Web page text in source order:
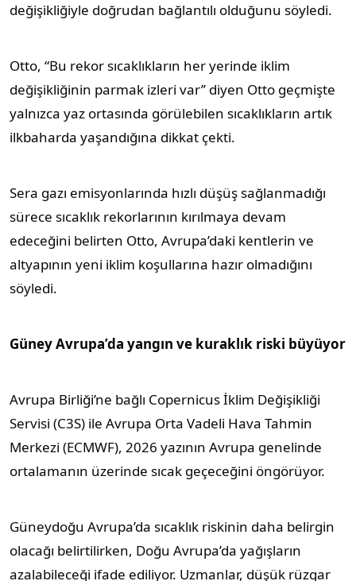
değişikliğiyle doğrudan bağlantılı olduğunu söyledi.
Otto, “Bu rekor sıcaklıkların her yerinde iklim
değişikliğinin parmak izleri var’’ diyen Otto geçmişte
yalnızca yaz ortasında görülebilen sıcaklıkların artık
ilkbaharda yaşandığına dikkat çekti.
Sera gazı emisyonlarında hızlı düşüş sağlanmadığı
sürece sıcaklık rekorlarının kırılmaya devam
edeceğini belirten Otto, Avrupa’daki kentlerin ve
altyapının yeni iklim koşullarına hazır olmadığını
söyledi.
Güney Avrupa’da yangın ve kuraklık riski büyüyor
Avrupa Birliği’ne bağlı Copernicus İklim Değişikliği
Servisi (C3S) ile Avrupa Orta Vadeli Hava Tahmin
Merkezi (ECMWF), 2026 yazının Avrupa genelinde
ortalamanın üzerinde sıcak geçeceğini öngörüyor.
Güneydoğu Avrupa’da sıcaklık riskinin daha belirgin
olacağı belirtilirken, Doğu Avrupa’da yağışların
azalabileceği ifade ediliyor. Uzmanlar, düşük rüzgar